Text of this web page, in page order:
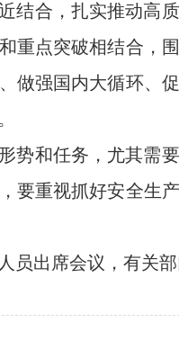
结合，扎实推动高
重点突破相结合，
做强国内大循环、
势和任务，尤其需
要重视抓好安全生
员出席会议，有关